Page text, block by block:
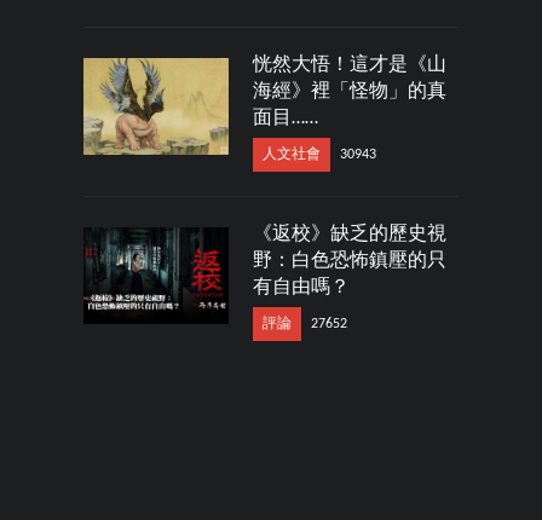
恍然大悟！這才是《山
海經》裡「怪物」的真
面目……
人文社會 30943
《返校》缺乏的歷史視
野：白色恐怖鎮壓的只
有自由嗎？
評論 27652